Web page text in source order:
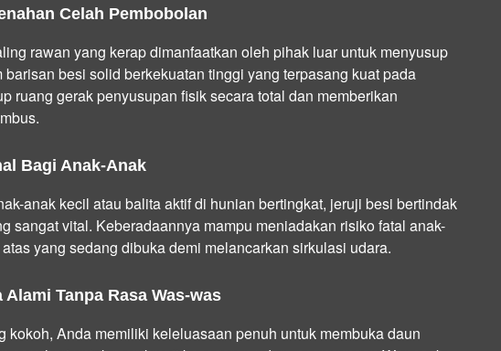
Celah Pembobolan
rawan yang kerap dimanfaatkan oleh pihak luar untuk menyusup
besi solid berkekuatan tinggi yang terpasang kuat pada
ruang gerak penyusupan fisik secara total dan memberikan
Bagi Anak-Anak
anak kecil atau balita aktif di hunian bertingkat, jeruji besi bertindak
sangat vital. Keberadaannya mampu meniadakan risiko fatal anak-
yang sedang dibuka demi melancarkan sirkulasi udara.
Tanpa Rasa Was-was
kokoh, Anda memiliki keleluasaan penuh untuk membuka daun